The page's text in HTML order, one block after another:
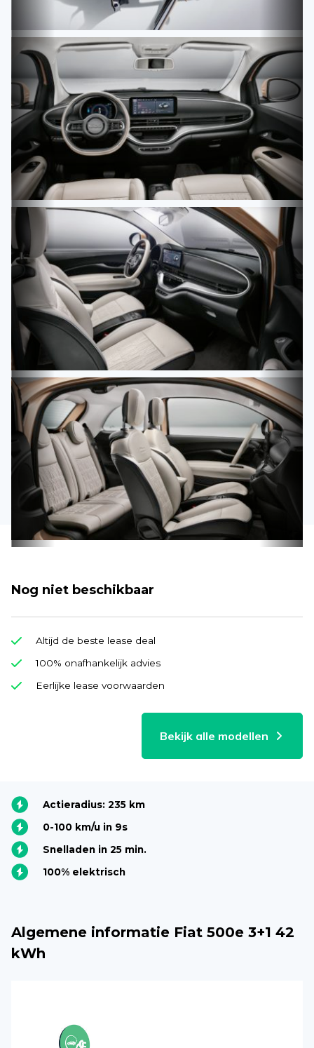
Nog niet beschikbaar
Bekijk alle modellen
Altijd de beste lease deal
100% onafhankelijk advies
Eerlijke lease voorwaarden
Actieradius: 235 km
0-100 km/u in 9s
Snelladen in 25 min.
100% elektrisch
Algemene informatie Fiat 500e 3+1 42
kWh